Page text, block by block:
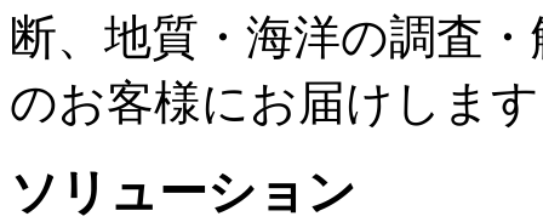
断、地質・海洋の調査
のお客様にお届けしま
ソリューション